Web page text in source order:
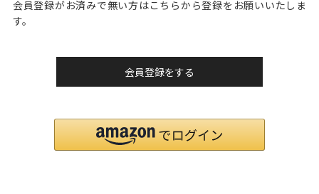
会員登録がお済みで無い方はこちらから登録をお願いいたしま
す。
会員登録をする